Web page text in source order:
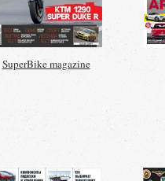
SuperBike magazine